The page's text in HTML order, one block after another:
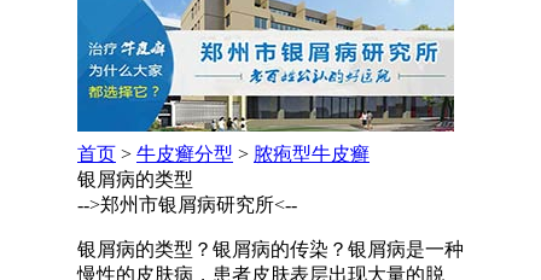
首页 > 牛皮癣分型 > 脓疱型牛皮癣
银屑病的类型
-->郑州市银屑病研究所<--
银屑病的类型？银屑病的传染？银屑病是一种
慢性的皮肤病，患者皮肤表层出现大量的脱